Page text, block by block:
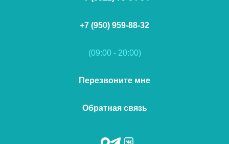
+7 (950) 959-88-32
(09:00 - 20:00)
Перезвоните мне
Обратная связь